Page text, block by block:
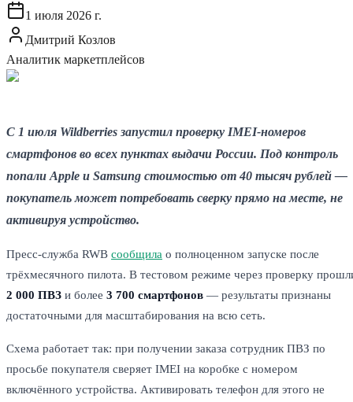
1 июля 2026 г.
Дмитрий Козлов
Аналитик маркетплейсов
С 1 июля Wildberries запустил проверку IMEI-номеров
смартфонов во всех пунктах выдачи России. Под контроль
попали Apple и Samsung стоимостью от 40 тысяч рублей —
покупатель может потребовать сверку прямо на месте, не
активируя устройство.
Пресс-служба RWB сообщила о полноценном запуске после
трёхмесячного пилота. В тестовом режиме через проверку
2 000 ПВЗ и более 3 700 смартфонов — результаты признаны
достаточными для масштабирования на всю сеть.
Схема работает так: при получении заказа сотрудник ПВЗ по
просьбе покупателя сверяет IMEI на коробке с номером
включённого устройства. Активировать телефон для этого не